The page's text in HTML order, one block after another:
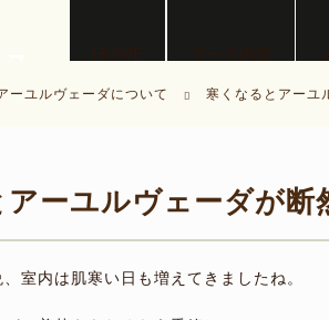
ーユルヴェーダについて 寒くなるとアーユ
アーユルヴェーダが断
室内は肌寒い日も増えてきましたね。